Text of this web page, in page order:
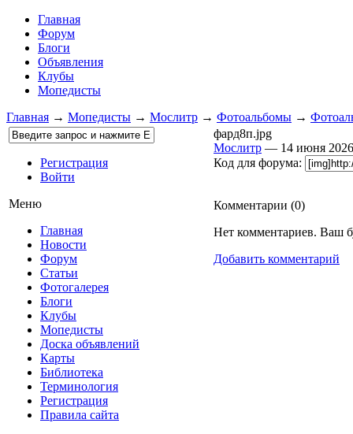
Главная
Форум
Блоги
Объявления
Клубы
Мопедисты
Главная → Мопедисты → Мослитр → Фотоальбомы →
Регистрация
Войти
Меню
Главная
Новости
Форум
Статьи
Фотогалерея
Блоги
Клубы
Мопедисты
Доска объявлений
Карты
Библиотека
Терминология
Регистрация
Правила сайта
фард8п.jpg
Мослитр — 14 июня
Код для форума:
Комментарии (0)
Нет комментариев. Ваш
Добавить комментарий